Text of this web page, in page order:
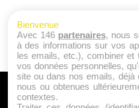
A
Bienvenue
Avec 146 partenaires, nous
à des informations sur vos
les emails, etc.), combiner et
vos données personnelles,
site ou dans nos emails, déjà
nous ou obtenues
contextes.